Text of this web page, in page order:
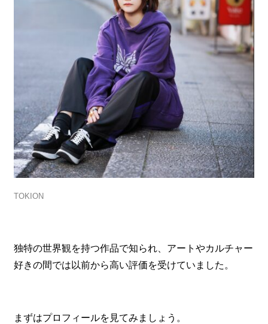
TOKION
独特の世界観を持つ作品で知られ、アートやカルチャー
好きの間では以前から高い評価を受けていました。
まずはプロフィールを見てみましょう。